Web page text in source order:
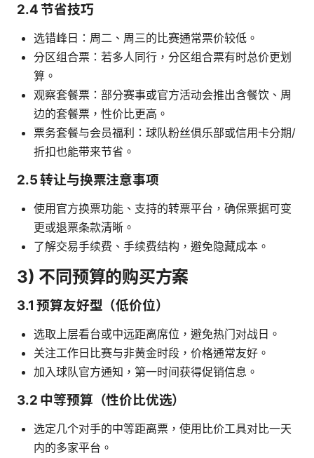
2.4 节省技巧
选错峰日：周二、周三的比赛通常票价较低。
分区组合票：若多人同行，分区组合票有时总价更划
算。
观察套餐票：部分赛事或官方活动会推出含餐饮、周
边的套餐票，性价比更高。
票务套餐与会员福利：球队粉丝俱乐部或信用卡分期/
折扣也能带来节省。
2.5 转让与换票注意事项
使用官方换票功能、支持的转票平台，确保票据可变
更或退票条款清晰。
了解交易手续费、手续费结构，避免隐藏成本。
3) 不同预算的购买方案
3.1 预算友好型（低价位）
选取上层看台或中远距离席位，避免热门对战日。
关注工作日比赛与非黄金时段，价格通常友好。
加入球队官方通知，第一时间获得促销信息。
3.2 中等预算（性价比优选）
选定几个对手的中等距离票，使用比价工具对比一天
内的多家平台。